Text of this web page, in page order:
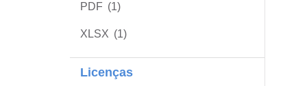
PDF (1)
XLSX (1)
Licenças